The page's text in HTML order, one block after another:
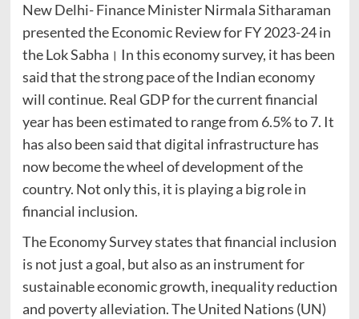
New Delhi- Finance Minister Nirmala Sitharaman
presented the Economic Review for FY 2023-24 in
the Lok Sabha। In this economy survey, it has been
said that the strong pace of the Indian economy
will continue. Real GDP for the current financial
year has been estimated to range from 6.5% to 7. It
has also been said that digital infrastructure has
now become the wheel of development of the
country. Not only this, it is playing a big role in
financial inclusion.
The Economy Survey states that financial inclusion
is not just a goal, but also as an instrument for
sustainable economic growth, inequality reduction
and poverty alleviation. The United Nations (UN)